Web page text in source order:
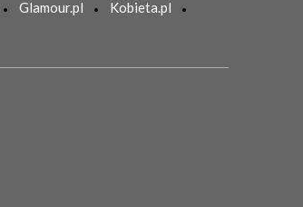
Glamour.pl
Kobieta.pl